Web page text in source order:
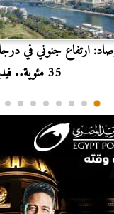
ارتفاع جنوني في
35 مئوية.. فيديو